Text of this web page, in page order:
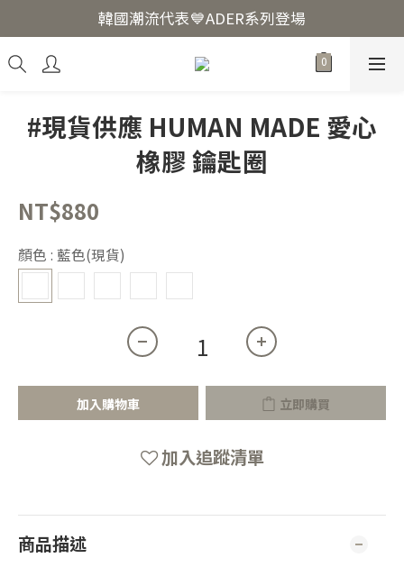
韓國爆紅🔥LUODIN Y2K相機📷
韓國潮流代表💙ADER系列登場
韓國爆紅🔥LUODIN Y2K相機📷
#現貨供應 HUMAN MADE 愛心
橡膠 鑰匙圈
NT$880
顏色 : 藍色(現貨)
加入購物車 立即購買
加入追蹤清單
商品描述